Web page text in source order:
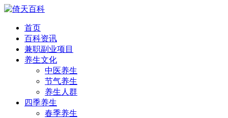
首页
百科资讯
兼职副业项目
养生文化
中医养生
节气养生
养生人群
四季养生
春季养生